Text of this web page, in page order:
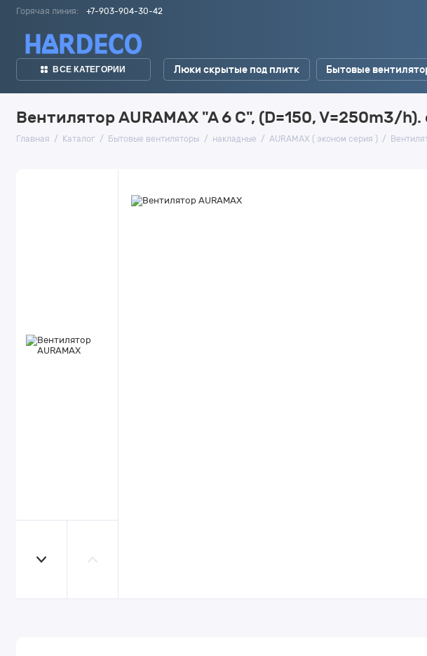
Горячая линия: +7-903-904-30-42
ВСЕ КАТЕГОРИИ Люки скрытые под плитк Бытовые
Вентилятор AURAMAX "A 6 C", (D=150, V=250m3/
Главная Каталог Бытовые вентиляторы накладные AURAMAX ( эконом серия )